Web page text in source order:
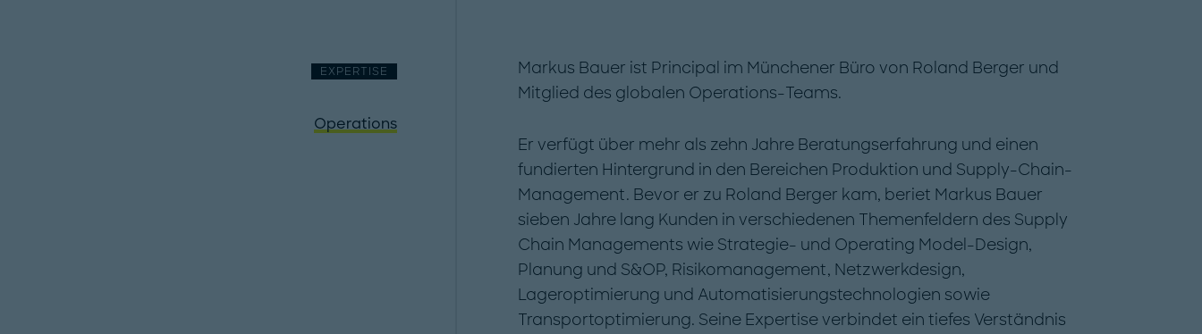
EXPERTISE
Operations
Markus Bauer ist Principal im Münchener Büro von Roland Berger und
Mitglied des globalen Operations-Teams.
Er verfügt über mehr als zehn Jahre Beratungserfahrung und einen
fundierten Hintergrund in den Bereichen Produktion und Supply-Chain-
Management. Bevor er zu Roland Berger kam, beriet Markus Bauer
sieben Jahre lang Kunden in verschiedenen Themenfeldern des Supply
Chain Managements wie Strategie- und Operating Model-Design,
Planung und S&OP, Risikomanagement, Netzwerkdesign,
Lageroptimierung und Automatisierungstechnologien sowie
Transportoptimierung. Seine Expertise verbindet ein tiefes Verständnis